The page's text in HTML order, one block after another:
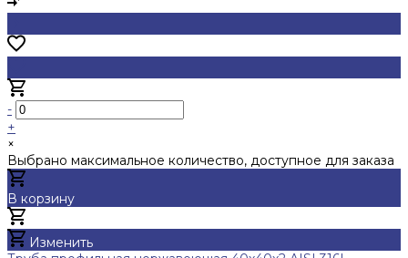
-
+
×
Выбрано максимальное количество, доступное для заказа
В корзину
Изменить